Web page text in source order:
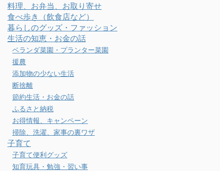
料理、お弁当、お取り寄せ
食べ歩き（飲食店など）
暮らしのグッズ・ファッション
生活の知恵・お金の話
ベランダ菜園・プランター菜園
援農
添加物の少ない生活
断捨離
節約生活・お金の話
ふるさと納税
お得情報、キャンペーン
掃除、洗濯、家事の裏ワザ
子育て
子育て便利グッズ
知育玩具・勉強・習い事